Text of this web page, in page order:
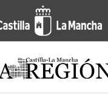
la región